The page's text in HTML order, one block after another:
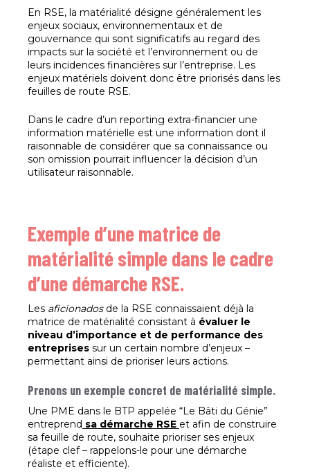
En RSE, la matérialité désigne généralement les
enjeux sociaux, environnementaux et de
gouvernance qui sont significatifs au regard des
impacts sur la société et l’environnement ou de
leurs incidences financières sur l’entreprise. Les
enjeux matériels doivent donc être priorisés dans les
feuilles de route RSE.
Dans le cadre d’un reporting extra-financier une
information matérielle est une information dont il
raisonnable de considérer que sa connaissance ou
son omission pourrait influencer la décision d’un
utilisateur raisonnable.
Exemple d’une matrice de
matérialité simple dans le cadre
d’une démarche RSE.
Les aficionadosde la RSE connaissaient déjà la
matrice de matérialité consistant à évaluer le
niveau d’importance et de performance des
entreprises sur un certain nombre d’enjeux –
permettant ainsi de prioriser leurs actions.
Prenons un exemple concret de matérialité simple.
Une PME dans le BTP appelée “Le Bâti du Génie”
entreprend sa démarche RSE et afin de construire
sa feuille de route, souhaite prioriser ses enjeux
(étape clef – rappelons-le pour une démarche
réaliste et efficiente).